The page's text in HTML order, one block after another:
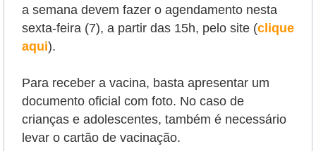
a semana devem fazer o agendamento nesta
sexta-feira (7), a partir das 15h, pelo site (clique
aqui).
Para receber a vacina, basta apresentar um
documento oficial com foto. No caso de
crianças e adolescentes, também é necessário
levar o cartão de vacinação.